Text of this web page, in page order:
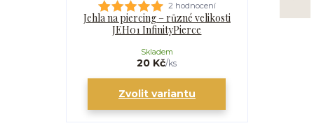
2 hodnocení
Jehla na piercing – různé velikosti
JEH01 InfinityPierce
20 Kč/ks
Skladem
Zvolit variantu